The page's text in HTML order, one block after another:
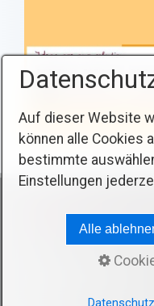
Modellbaubedarf
Auf dieser Website
können alle Cookies
bestimmte
Einstellungen
Alle